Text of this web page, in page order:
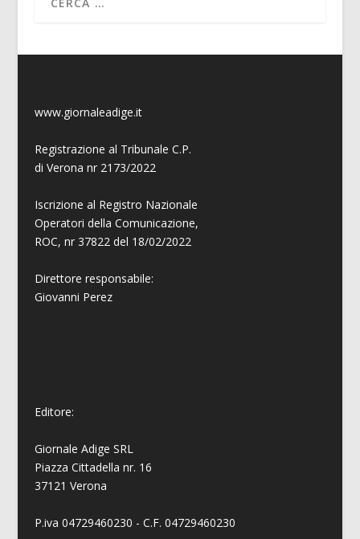
www.giornaleadige.it
Registrazione al Tribunale C.P.
di Verona nr 2173/2022
Iscrizione al Registro Nazionale
Operatori della Comunicazione,
ROC, nr 37822 del 18/02/2022
Direttore responsabile:
Giovanni Perez
Editore:
Giornale Adige SRL
Piazza Cittadella nr. 16
37121 Verona
P.iva 04729460230 - C.F. 04729460230